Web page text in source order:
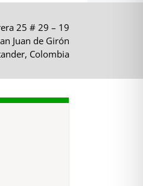
25 # 29 – 19
Juan de Girón
Colombia